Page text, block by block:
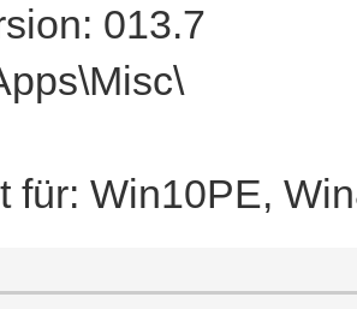
013.7
für: Win10PE,